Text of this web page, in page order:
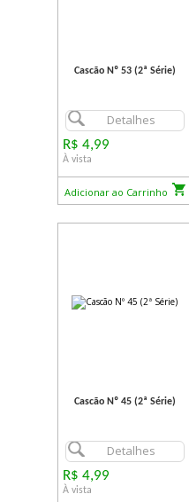
Cascão Nº 53 (2ª Série)
Detalhes
R$ 4,99
À vista
Adicionar ao Carrinho
Cascão Nº 45 (2ª Série)
Detalhes
R$ 4,99
À vista